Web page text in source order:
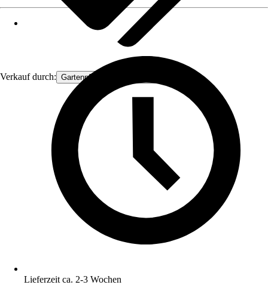
Verkauf durch: Gartenpflanzen Ammerland
Lieferzeit ca. 2-3 Wochen